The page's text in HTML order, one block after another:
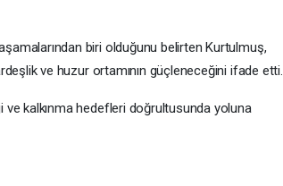
biri olduğunu belirten Kurtulmuş,
ve huzur ortamının güçleneceğini ifade etti.
kalkınma hedefleri doğrultusunda yoluna